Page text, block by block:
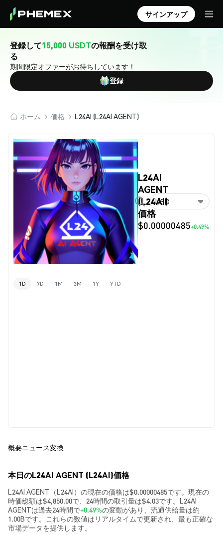
サインアップ
登録して15,000 USDTの報酬を受け取
る
期間限定オファーがお待ちしています！
登録
ホーム 価格 L24AI (L24AI AGENT)
L24AI
AGENT
(L24AI)
価格
$0.00000485+0.49%
USD
1D 7D 1M 3M 1Y YTD
概要ニュース変換
本日のL24AI AGENT (L24AI)価格
L24AI AGENT（L24AI）の現在の価格は$0.00000485です。現在の
時価総額は$4,850.00で、24時間の取引量は$4.03です。L24AI
AGENTは過去24時間で+0.49%の変動があり、流通供給量は約
1.00Bです。これらの数値はリアルタイムで更新され、最も正確な
市場データを提供します。